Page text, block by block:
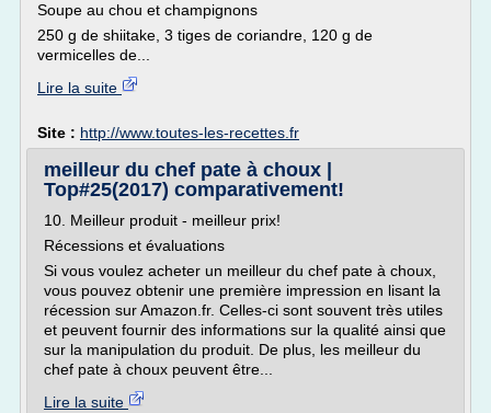
Soupe au chou et champignons
250 g de shiitake, 3 tiges de coriandre, 120 g de
vermicelles de...
Lire la suite
Site : http://www.toutes-les-recettes.fr
meilleur du chef pate à choux |
Top#25(2017) comparativement!
10. Meilleur produit - meilleur prix!
Récessions et évaluations
Si vous voulez acheter un meilleur du chef pate à choux,
vous pouvez obtenir une première impression en lisant la
récession sur Amazon.fr. Celles-ci sont souvent très utiles
et peuvent fournir des informations sur la qualité ainsi que
sur la manipulation du produit. De plus, les meilleur du
chef pate à choux peuvent être...
Lire la suite